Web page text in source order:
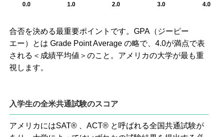
0.0 1.0 2.0 3.0 4.0
合否を決める最重要ポイントです。GPA（ジーピー
エー）とは Grade Point Average の略で、4.0が満点で表
される＜成績平均値＞のこと。アメリカの大学が最も重
視します。
入学生の全米共通試験のスコア
アメリカにはSAT® 、ACT® と呼ばれる全国共通試験が